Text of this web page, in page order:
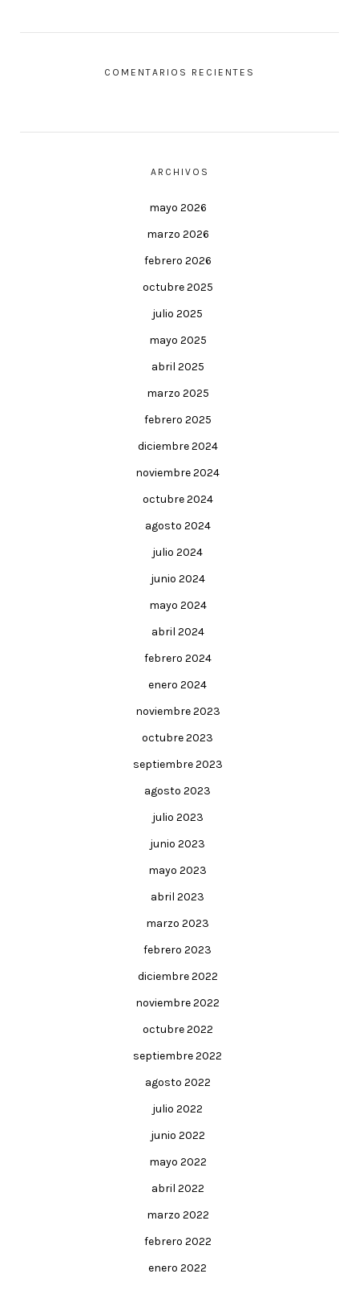
COMENTARIOS RECIENTES
ARCHIVOS
mayo 2026
marzo 2026
febrero 2026
octubre 2025
julio 2025
mayo 2025
abril 2025
marzo 2025
febrero 2025
diciembre 2024
noviembre 2024
octubre 2024
agosto 2024
julio 2024
junio 2024
mayo 2024
abril 2024
febrero 2024
enero 2024
noviembre 2023
octubre 2023
septiembre 2023
agosto 2023
julio 2023
junio 2023
mayo 2023
abril 2023
marzo 2023
febrero 2023
diciembre 2022
noviembre 2022
octubre 2022
septiembre 2022
agosto 2022
julio 2022
junio 2022
mayo 2022
abril 2022
marzo 2022
febrero 2022
enero 2022